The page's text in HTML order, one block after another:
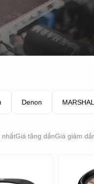
Denon
nhấtGiá tăng dầnGiá giảm